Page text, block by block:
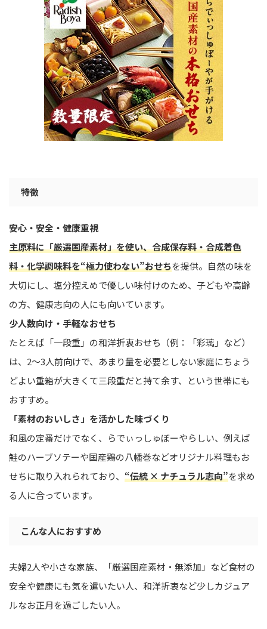
特徴
安心・安全・健康重視
主原料に「厳選国産素材」を使い、合成保存料・合成着色
料・化学調味料を“極力使わない”おせちを提供。自然の味を
大切にし、塩分控えめで優しい味付けのため、子どもや高齢
の方、健康志向の人にも向いています。
少人数向け・手軽なおせち
たとえば「一段重」の和洋折衷おせち（例：「彩璃」など）
は、2〜3人前向けで、あまり量を必要としない家庭にちょう
どよい――重箱が大きくて三段重だと持て余す、という世帯にも
おすすめ。
「素材のおいしさ」を活かした味づくり
和風の定番だけでなく、らでぃっしゅぼーやらしい、例えば
鮭のハーブソテーや国産鶏の八幡巻などオリジナル料理もお
せちに取り入れられており、 “伝統 × ナチュラル志向”を求め
る人に合っています。
こんな人におすすめ
夫婦2人や小さな家族、「厳選国産素材・無添加」など食材の
安全や健康にも気を遣いたい人、和洋折衷など少しカジュア
ルなお正月を過ごしたい人。